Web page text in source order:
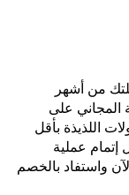
من أشهر
على
اللذيذة بأقل
عملية
واستفاد بالخصم